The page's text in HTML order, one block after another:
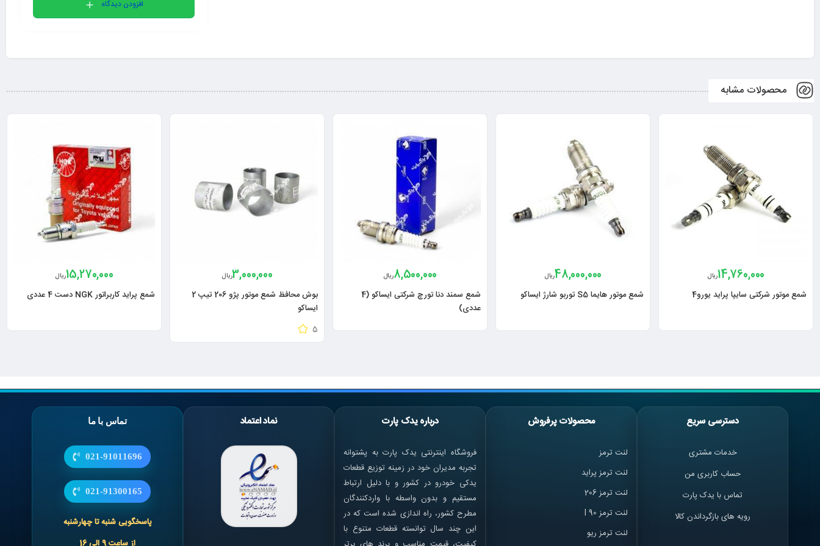
افزودن دیدگاه
محصولات مشابه
14,760,000ریال
شمع موتور شرکتی سایپا پراید یورو4
48,000,000ریال
شمع موتور هایما S5 توربو شارژ ایساکو
8,500,000ریال
شمع سمند دنا تورچ شرکتی ایساکو (4
عددی)
3,000,000ریال
بوش محافظ شمع موتور پژو 206 تیپ 2
ایساکو
5
15,270,000ریال
شمع پراید کاربراتور NGK دست 4 عددی
دسترسی سریع
خدمات مشتری
حساب کاربری من
تماس با یدک پارت
رویه های بازگرداندن کالا
محصولات پرفروش
لنت ترمز
لنت ترمز پراید
لنت ترمز 206
لنت ترمز l 90
لنت ترمز ریو
درباره یدک پارت
فروشگاه اینترنتی یدک پارت به پشتوانه
تجربه مدیران خود در زمینه توزیع قطعات
یدکی خودرو در کشور و با دلیل ارتباط
مستقیم و بدون واسطه با واردکنندگان
مطرح کشور، راه اندازی شده است که در
این چند سال توانسته قطعات متنوع با
نماد اعتماد تماس با ما
021-91011696
021-91300165
پاسخگویی شنبه تا چهارشنبه